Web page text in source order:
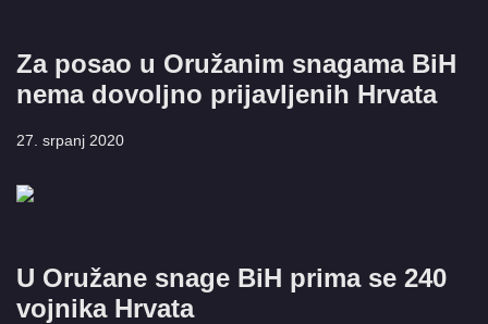
Za posao u Oružanim snagama BiH
nema dovoljno prijavljenih Hrvata
27. srpanj 2020
U Oružane snage BiH prima se 240
vojnika Hrvata